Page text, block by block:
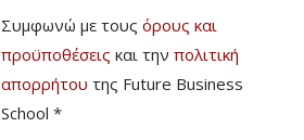
Συμφωνώ με τους όρους και
προϋποθέσεις και την πολιτική
απορρήτου της Future Business
School *